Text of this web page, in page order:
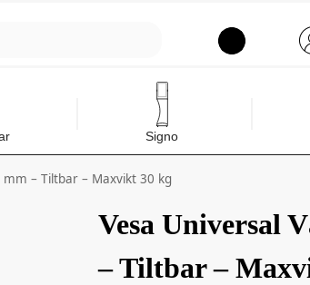
Signo
– Tiltbar – Maxvikt 30 kg
Vesa Universal
– Tiltbar –